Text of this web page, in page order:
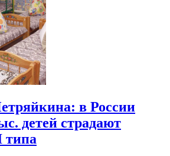
в России
детей страдают
типа